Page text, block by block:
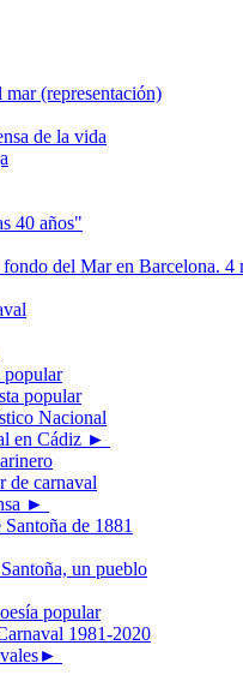
(representación)
de la vida
40 años"
del Mar en Barcelona. 4
popular
popular
Nacional
en Cádiz ►
de carnaval
►
de 1881
un pueblo
popular
1981-2020